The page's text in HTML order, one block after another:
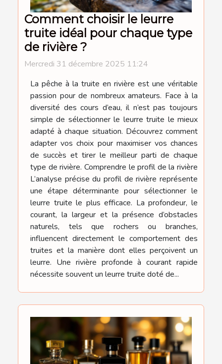
Comment choisir le leurre
truite idéal pour chaque type
de rivière ?
Mercredi 31 décembre 2025 11:24
La pêche à la truite en rivière est une véritable
passion pour de nombreux amateurs. Face à la
diversité des cours d’eau, il n’est pas toujours
simple de sélectionner le leurre truite le mieux
adapté à chaque situation. Découvrez comment
adapter vos choix pour maximiser vos chances
de succès et tirer le meilleur parti de chaque
type de rivière. Comprendre le profil de la rivière
L’analyse précise du profil de rivière représente
une étape déterminante pour sélectionner le
leurre truite le plus efficace. La profondeur, le
courant, la largeur et la présence d’obstacles
naturels, tels que rochers ou branches,
influencent directement le comportement des
truites et la manière dont elles perçoivent un
leurre. Une rivière profonde à courant rapide
nécessite souvent un leurre truite doté de...